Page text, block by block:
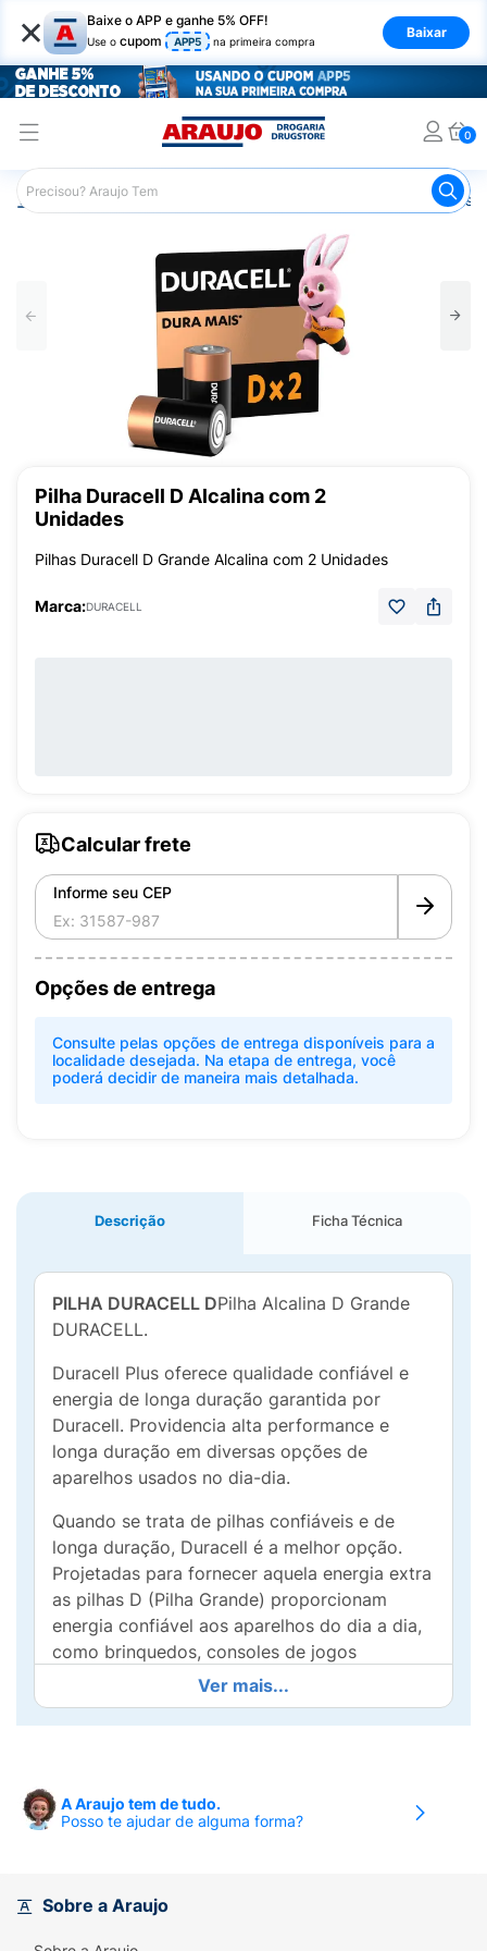
× Baixe o APP e ganhe 5% OFF!
Use o cupom APP5 na primeira compra
Baixar
0
Araujo Mercado Pilhas e Baterias
Pilha Duracell D Alcalina com 2
Unidades
Pilhas Duracell D Grande Alcalina com 2 Unidades
Marca:DURACELL
Calcular frete
Informe seu CEP
Opções de entrega
Consulte pelas opções de entrega disponíveis para a
localidade desejada. Na etapa de entrega, você
poderá decidir de maneira mais detalhada.
Descrição Ficha Técnica
PILHA DURACELL DPilha Alcalina D Grande
DURACELL.
Duracell Plus oferece qualidade confiável e
energia de longa duração garantida por
Duracell. Providencia alta performance e
longa duração em diversas opções de
aparelhos usados no dia-dia.
Quando se trata de pilhas confiáveis e de
longa duração, Duracell é a melhor opção.
Projetadas para fornecer aquela energia extra
as pilhas D (Pilha Grande) proporcionam
energia confiável aos aparelhos do dia a dia,
como brinquedos, consoles de jogos
portáteis, fechaduras eletrônicas, lanternas,
etc. Além disso, a tecnologia de Duracell
preserva a energia das pilhas que ainda não
vs. pilhas comuns de zinco-carbono.Os
resultados podem variar por dispositivo.
Zinco, Hidróxido de Potássio, Grafite e Óxido
Ver mais...
A Araujo tem de tudo.
Posso te ajudar de alguma forma?
Sobre a Araujo